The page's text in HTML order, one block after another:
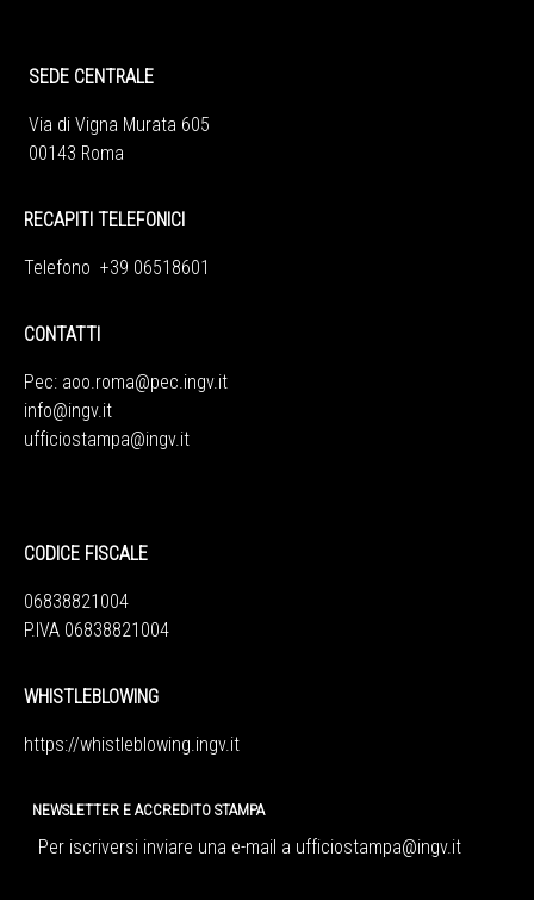
SEDE CENTRALE
Via di Vigna Murata 605
00143 Roma
RECAPITI TELEFONICI
Telefono +39 06518601
CONTATTI
Pec: aoo.roma@pec.ingv.it
info@ingv.it
ufficiostampa@ingv.it
CODICE FISCALE
06838821004
P.IVA 06838821004
WHISTLEBLOWING
https://whistleblowing.ingv.it
NEWSLETTER E ACCREDITO STAMPA
Per iscriversi inviare una e-mail a ufficiostampa@ingv.it